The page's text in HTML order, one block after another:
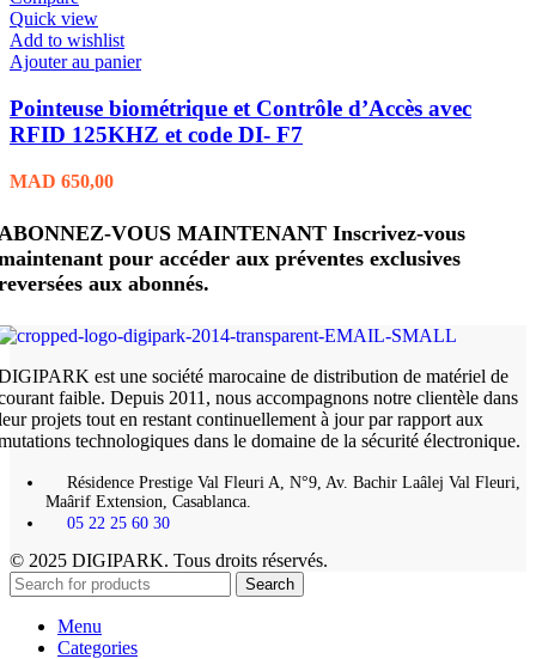
Quick view
Add to wishlist
Ajouter au panier
Pointeuse biométrique et Contrôle d’Accès avec
RFID 125KHZ et code DI- F7
MAD 650,00
VOUS MAINTENANT Inscrivez-vous
pour accéder aux préventes exclusives
aux abonnés.
est une société marocaine de distribution de matériel de
faible. Depuis 2011, nous accompagnons notre clientèle dans
projets tout en restant continuellement à jour par rapport aux
technologiques dans le domaine de la sécurité électronique.
Résidence Prestige Val Fleuri A, N°9, Av. Bachir Laâlej Val Fleuri,
Maârif Extension, Casablanca.
05 22 25 60 30
© 2025 DIGIPARK. Tous droits réservés.
Search
Menu
Categories